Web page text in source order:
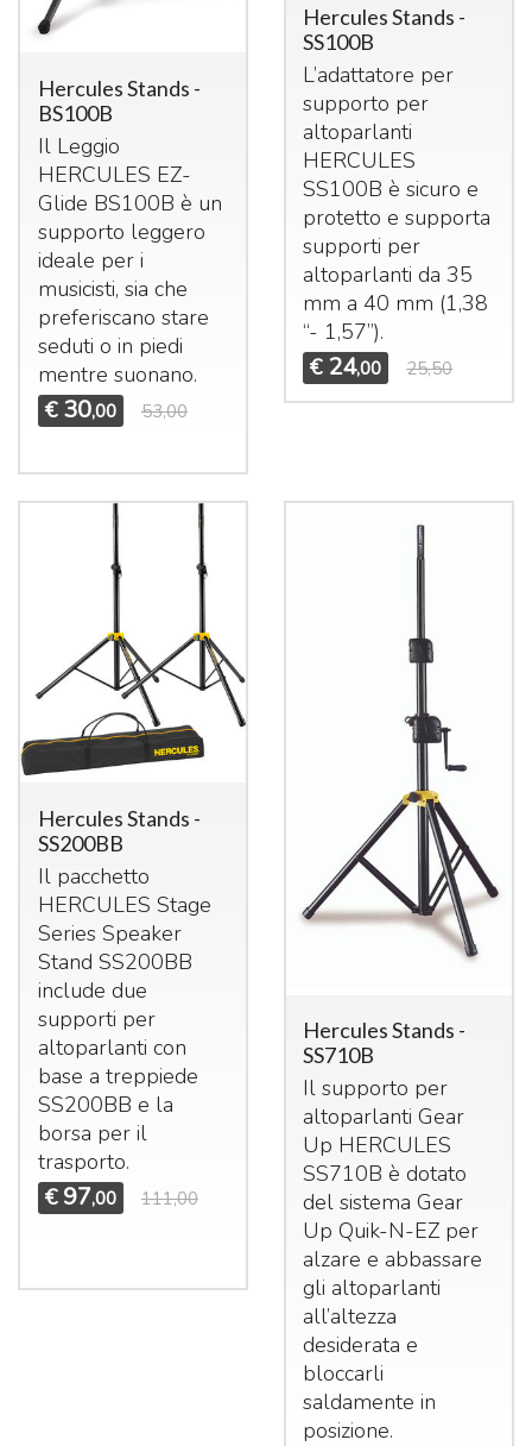
Hercules Stands -
BS100B
Il Leggio
HERCULES EZ-
Glide BS100B è un
supporto leggero
ideale per i
musicisti, sia che
preferiscano stare
seduti o in piedi
mentre suonano.
€ 30,00 53,00
Hercules Stands -
SS100B
L’adattatore per
supporto per
altoparlanti
HERCULES
SS100B è sicuro e
protetto e supporta
supporti per
altoparlanti da 35
mm a 40 mm (1,38
“- 1,57”).
€ 24,00 25,50
Hercules Stands -
SS200BB
Il pacchetto
HERCULES Stage
Series Speaker
Stand SS200BB
include due
supporti per
altoparlanti con
base a treppiede
SS200BB e la
borsa per il
trasporto.
€ 97,00 111,00
Hercules Stands -
SS710B
Il supporto per
altoparlanti Gear
Up HERCULES
SS710B è dotato
del sistema Gear
Up Quik-N-EZ per
alzare e abbassare
gli altoparlanti
all’altezza
desiderata e
bloccarli
saldamente in
posizione.